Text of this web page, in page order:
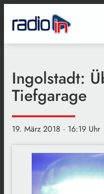
Ingolstadt:
Tiefgarage
19. März 2018 · 16:19 Uhr